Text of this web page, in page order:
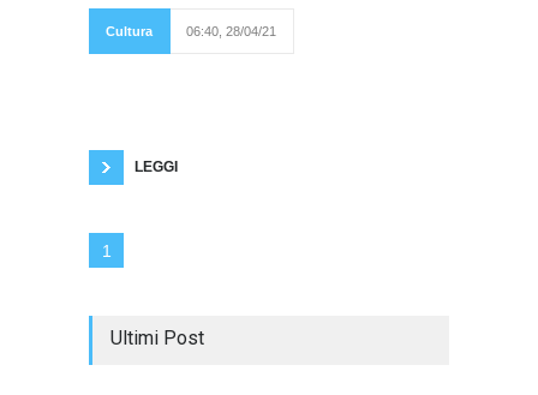
Cultura 06:40, 28/04/21
LEGGI
1
Ultimi Post